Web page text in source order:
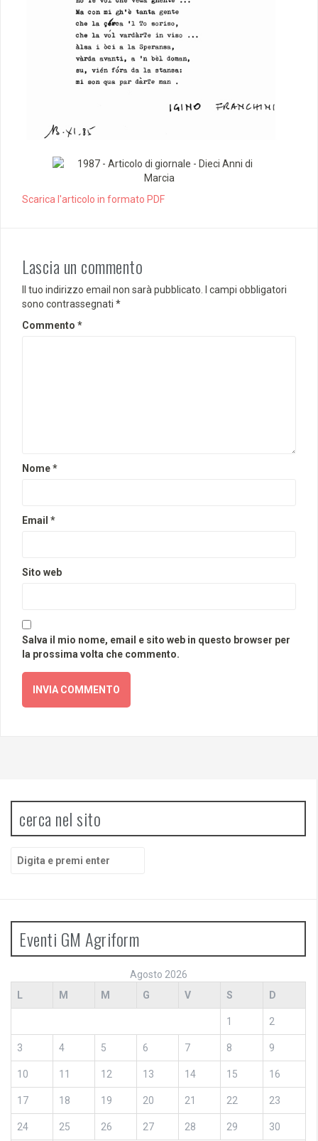
Scarica l'articolo in formato PDF
Lascia un commento
Il tuo indirizzo email non sarà pubblicato. I campi obbligatori
sono contrassegnati *
Commento *
Nome*
Email *
Sito web
Salva il mio nome, email e sito web in questo browser per
la prossima volta che commento.
cerca nel sito
Eventi GM Agriform
Agosto 2026
L
M M G V S D
1 2
3 4 5 6 7 8 9
10 11 12 13 14 15 16
17 18 19 20 21 22 23
24 25 26 27 28 29 30